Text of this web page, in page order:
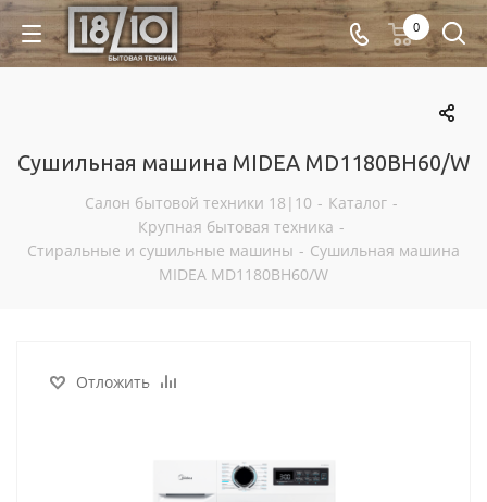
0
Сушильная машина MIDEA MD1180BH60/W
Салон бытовой техники 18|10 - Каталог -
Крупная бытовая техника -
Стиральные и сушильные машины - Сушильная машина
MIDEA MD1180BH60/W
Отложить